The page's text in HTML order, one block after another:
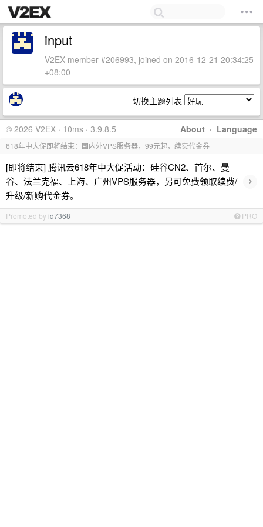
input
V2EX member #206993, joined on 2016-12-21 20:34:25
+08:00
切换主题列表
About · Language
© 2026 V2EX · 10ms · 3.9.8.5
618年中大促即将结束：国内外VPS服务器，99元起，续费代金券
[即将结束] 腾讯云618年中大促活动：硅谷CN2、首尔、曼
谷、法兰克福、上海、广州VPS服务器，另可免费领取续费/
升级/新购代金券。
›
Promoted byid7368 PRO